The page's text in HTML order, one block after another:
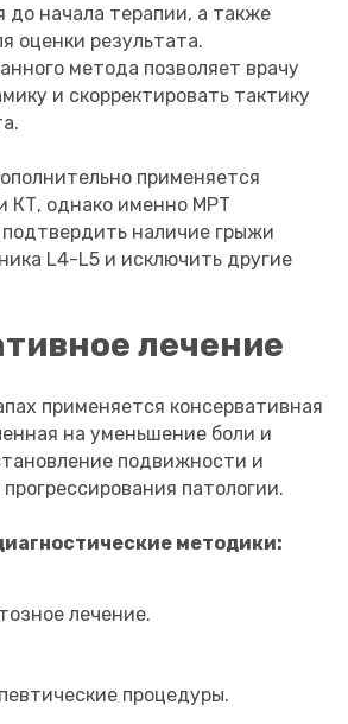
до начала терапии, а также
оценки результата.
метода позволяет врачу
и скорректировать тактику
применяется
КТ, однако именно МРТ
наличие грыжи
L4-L5 и исключить другие
лечение
применяется консервативная
на уменьшение боли и
подвижности и
патологии.
методики:
лечение.
процедуры.